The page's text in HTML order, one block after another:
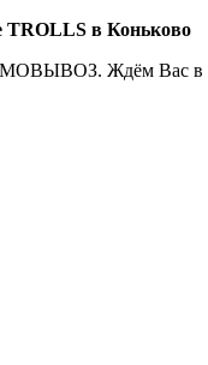
TROLLS в Коньково
Ждём Вас в